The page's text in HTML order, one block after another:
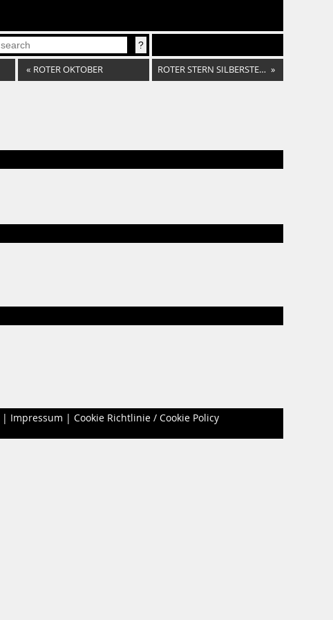
« ROTER OKTOBER ROTER STERN SILBERSTERN »
| Impressum | Cookie Richtlinie / Cookie Policy